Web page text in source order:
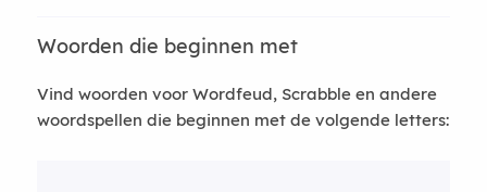
Woorden die beginnen met
Vind woorden voor Wordfeud, Scrabble en andere
woordspellen die beginnen met de volgende letters: